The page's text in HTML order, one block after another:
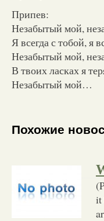
Припев:
Незабытый мой,
Я всегда с тобой, я
Незабытый мой,
В твоих ласках я
Незабытый мой…
Похожие
it